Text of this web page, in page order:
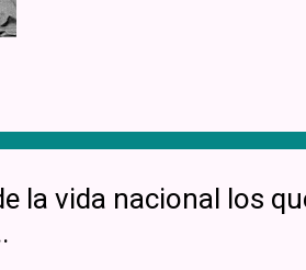
la vida nacional los